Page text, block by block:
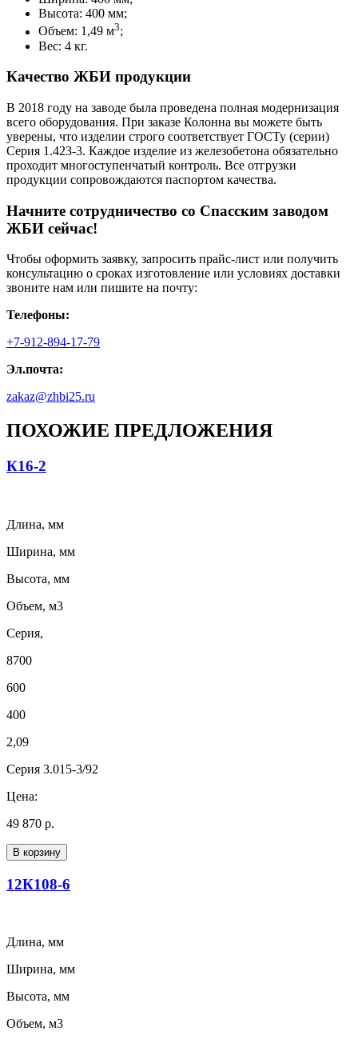
Высота: 400 мм;
Объем: 1,49 м3;
Вес: 4 кг.
Качество ЖБИ продукции
В 2018 году на заводе была проведена полная модернизация
всего оборудования. При заказе Колонна вы можете быть
уверены, что изделии строго соответствует ГОСТу (серии)
Серия 1.423-3. Каждое изделие из железобетона обязательно
проходит многоступенчатый контроль. Все отгрузки
продукции сопровождаются паспортом качества.
Начните сотрудничество со Cпасским заводом
ЖБИ сейчас!
Чтобы оформить заявку, запросить прайс-лист или получить
консультацию о сроках изготовление или условиях доставки
звоните нам или пишите на почту:
Телефоны:
+7-912-894-17-79
Эл.почта:
zakaz@zhbi25.ru
ПОХОЖИЕ ПРЕДЛОЖЕНИЯ
К16-2
Длина, мм
Ширина, мм
Высота, мм
Объем, м3
Серия,
8700
600
400
2,09
Серия 3.015-3/92
Цена:
49 870 р.
В корзину
12К108-6
Длина, мм
Ширина, мм
Высота, мм
Объем, м3